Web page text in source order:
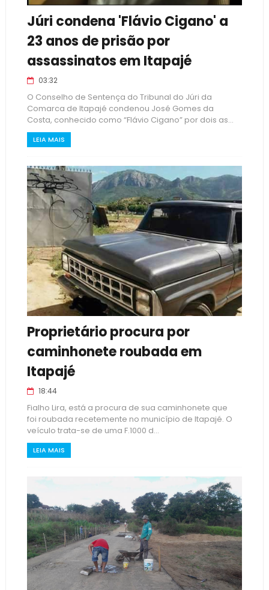
Júri condena 'Flávio Cigano' a
23 anos de prisão por
assassinatos em Itapajé
03:32
O Conselho de Sentença do Tribunal do Júri da
Comarca de Itapajé condenou José Gomes da
Costa, conhecido como “Flávio Cigano” por dois as...
LEIA MAIS
Proprietário procura por
caminhonete roubada em
Itapajé
18:44
Fialho Lira, está a procura de sua caminhonete que
foi roubada recetemente no município de Itapajé. O
veículo trata-se de uma F.1000 d...
LEIA MAIS